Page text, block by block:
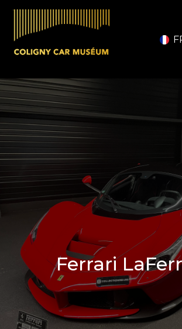
A propos
Partenaires
Infos pratiques
Billetterie
Ferrari